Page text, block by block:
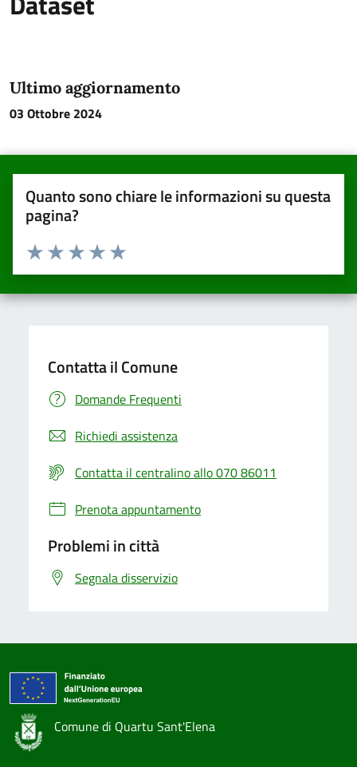
Ultimo aggiornamento
03 Ottobre 2024
Quanto sono chiare le informazioni su questa
pagina?
Valuta da 1 a 5 stelle la pagina
Valuta 5 stelle su 5
Valuta 4 stelle su 5
Valuta 3 stelle su 5
Valuta 2 stelle su 5
Valuta una stella su 5
Contatta il Comune
Domande Frequenti
Richiedi assistenza
Contatta il centralino allo 070 86011
Prenota appuntamento
Problemi in città
Segnala disservizio
Comune di Quartu Sant'Elena